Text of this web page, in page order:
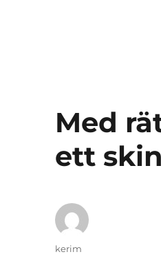
Med
ett
Författare
kerim